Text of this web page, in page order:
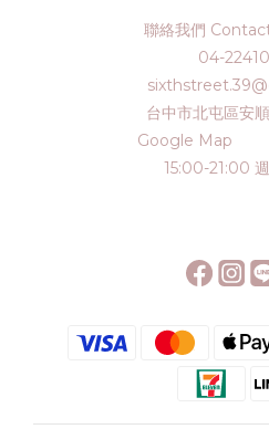
聯絡我們
04-
台中市北屯區安
Google Map
15:00-21:00